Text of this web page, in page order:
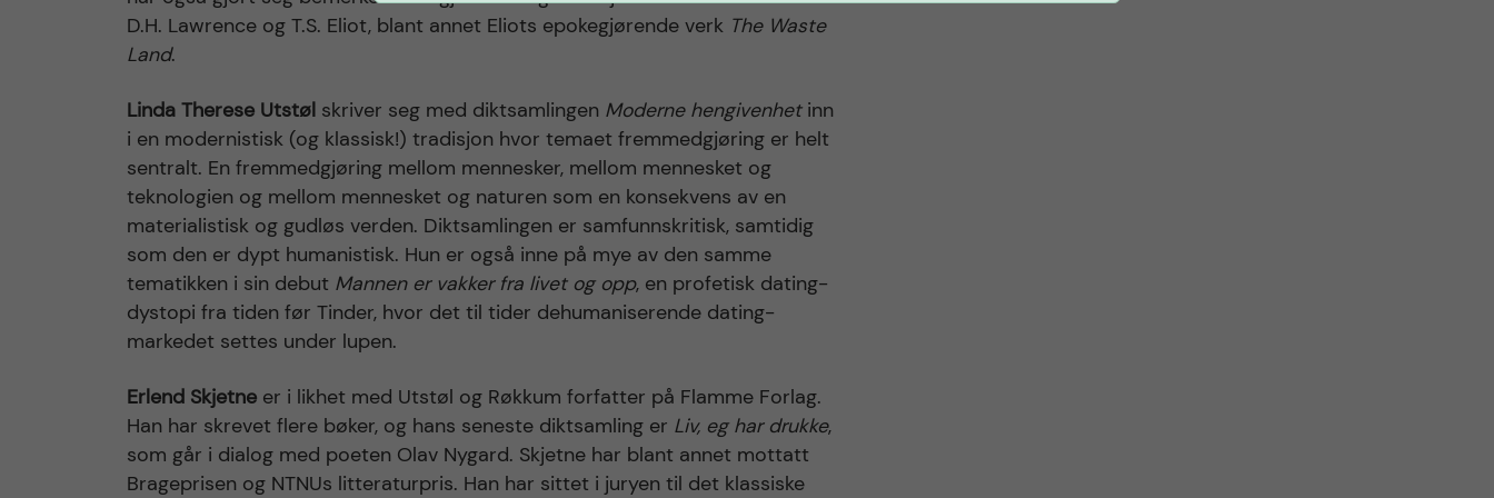
D.H. Lawrence og T.S. Eliot, blant annet Eliots epokegjørende verk The Waste
Land.
Linda Therese Utstøl skriver seg med diktsamlingen Moderne hengivenhetinn
i en modernistisk (og klassisk!) tradisjon hvor temaet fremmedgjøring er helt
sentralt. En fremmedgjøring mellom mennesker, mellom mennesket og
teknologien og mellom mennesket og naturen som en konsekvens av en
materialistisk og gudløs verden. Diktsamlingen er samfunnskritisk, samtidig
som den er dypt humanistisk. Hun er også inne på mye av den samme
tematikken i sin debut Mannen er vakker fra livet og opp, en profetisk dating-
dystopi fra tiden før Tinder, hvor det til tider dehumaniserende dating-
markedet settes under lupen.
Erlend Skjetne er i likhet med Utstøl og Røkkum forfatter på Flamme Forlag.
Han har skrevet flere bøker, og hans seneste diktsamling er Liv, eg har drukke,
som går i dialog med poeten Olav Nygard. Skjetne har blant annet mottatt
Brageprisen og NTNUs litteraturpris. Han har sittet i juryen til det klassiske